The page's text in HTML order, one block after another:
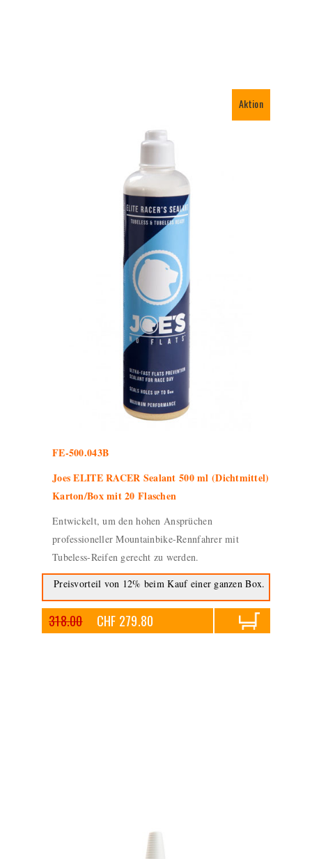
FE-500.043B
Joes ELITE RACER Sealant 500 ml (Dichtmittel)
Karton/Box mit 20 Flaschen
Entwickelt, um den hohen Ansprüchen
professioneller Mountainbike-Rennfahrer mit
Tubeless-Reifen gerecht zu werden.
Preisvorteil von 12% beim Kauf einer ganzen Box.
318.00 CHF 279.80
Aktion